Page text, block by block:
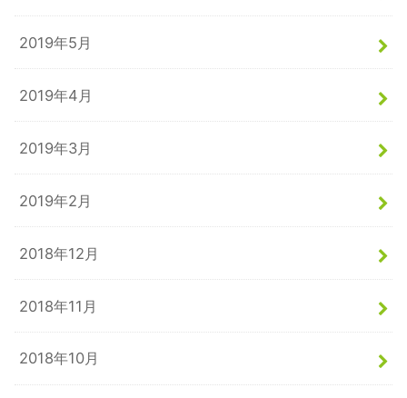
2019年5月
2019年4月
2019年3月
2019年2月
2018年12月
2018年11月
2018年10月